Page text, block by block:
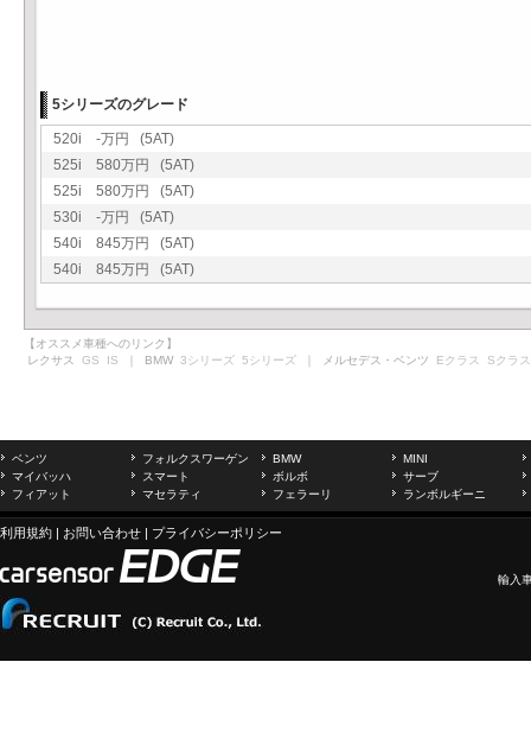
5シリーズのグレード
520i -万円 (5AT)
525i 580万円 (5AT)
525i 580万円 (5AT)
530i -万円 (5AT)
540i 845万円 (5AT)
540i 845万円 (5AT)
【オススメ車種へのリンク】
レクサス GS IS ｜ BMW 3シリーズ 5シリーズ ｜ メルセデス・ベンツ Eクラス Sクラス
ベンツ フォルクスワーゲン BMW
MINI
マイバッハ
スマート ボルボ
サーブ
フィアット
マセラティ フェラーリ ランボルギーニ
利用規約 | お問い合わせ | プライバシーポリシー
輸入